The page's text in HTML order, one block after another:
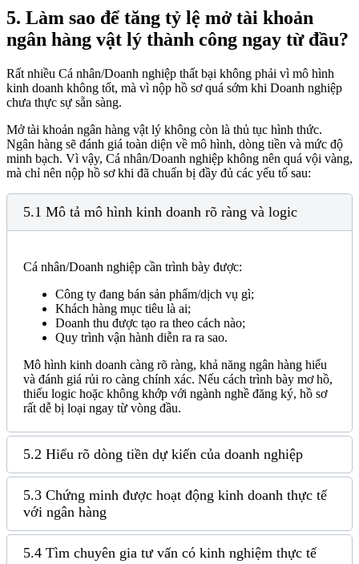
5. Làm sao để tăng tỷ lệ mở tài khoản
ngân hàng vật lý thành công ngay từ đầu?
Rất nhiều Cá nhân/Doanh nghiệp thất bại không phải vì mô hình
kinh doanh không tốt, mà vì nộp hồ sơ quá sớm khi Doanh nghiệp
chưa thực sự sẵn sàng.
Mở tài khoản ngân hàng vật lý không còn là thủ tục hình thức.
Ngân hàng sẽ đánh giá toàn diện về mô hình, dòng tiền và mức độ
minh bạch. Vì vậy, Cá nhân/Doanh nghiệp không nên quá vội vàng,
mà chỉ nên nộp hồ sơ khi đã chuẩn bị đầy đủ các yếu tố sau:
5.1 Mô tả mô hình kinh doanh rõ ràng và logic
Cá nhân/Doanh nghiệp cần trình bày được:
Công ty đang bán sản phẩm/dịch vụ gì;
Khách hàng mục tiêu là ai;
Doanh thu được tạo ra theo cách nào;
Quy trình vận hành diễn ra ra sao.
Mô hình kinh doanh càng rõ ràng, khả năng ngân hàng hiểu
và đánh giá rủi ro càng chính xác. Nếu cách trình bày mơ hồ,
thiếu logic hoặc không khớp với ngành nghề đăng ký, hồ sơ
rất dễ bị loại ngay từ vòng đầu.
5.2 Hiểu rõ dòng tiền dự kiến của doanh nghiệp
5.3 Chứng minh được hoạt động kinh doanh thực tế
với ngân hàng
5.4 Tìm chuyên gia tư vấn có kinh nghiệm thực tế